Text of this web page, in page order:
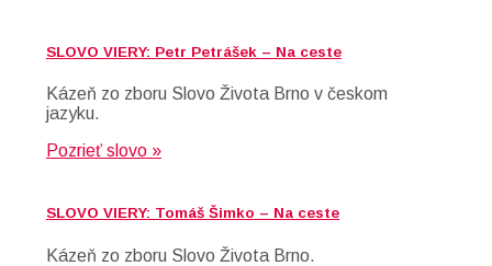
SLOVO VIERY: Petr Petrášek – Na ceste
Kázeň zo zboru Slovo Života Brno v českom
jazyku.
Pozrieť slovo »
SLOVO VIERY: Tomáš Šimko – Na ceste
Kázeň zo zboru Slovo Života Brno.